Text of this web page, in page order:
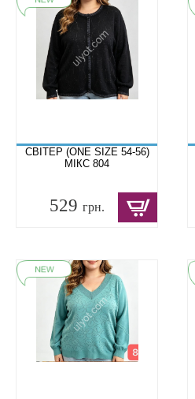
СВІТЕР (ONE SIZE 54-56)
МІКС 804
529 грн.